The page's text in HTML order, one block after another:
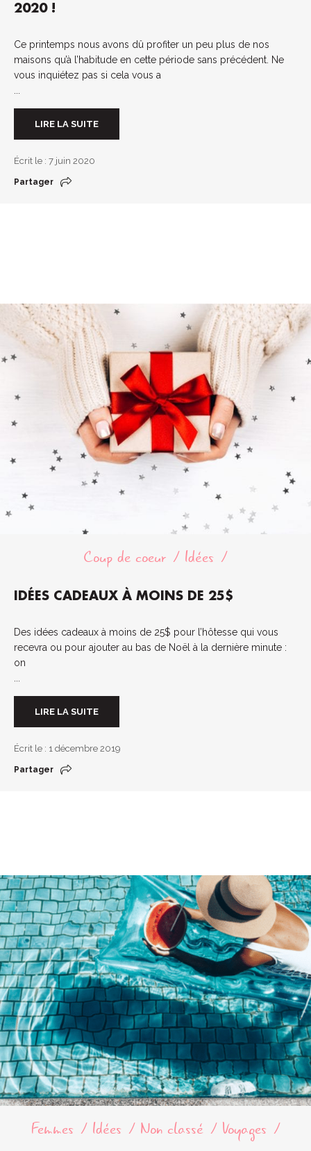
2020 !
Ce printemps nous avons dû profiter un peu plus de nos
maisons qu’à l’habitude en cette période sans précédent. Ne
vous inquiétez pas si cela vous a
LIRE LA SUITE
Écrit le : 7 juin 2020
Partager
Coup de coeur Idées
IDÉES CADEAUX À MOINS DE 25$
Des idées cadeaux à moins de 25$ pour l’hôtesse qui vous
recevra ou pour ajouter au bas de Noël à la dernière minute :
on
LIRE LA SUITE
Écrit le : 1 décembre 2019
Partager
Femmes Idées Non classé Voyages